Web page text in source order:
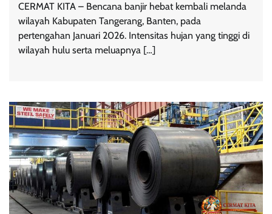
CERMAT KITA – Bencana banjir hebat kembali melanda
wilayah Kabupaten Tangerang, Banten, pada
pertengahan Januari 2026. Intensitas hujan yang tinggi di
wilayah hulu serta meluapnya […]